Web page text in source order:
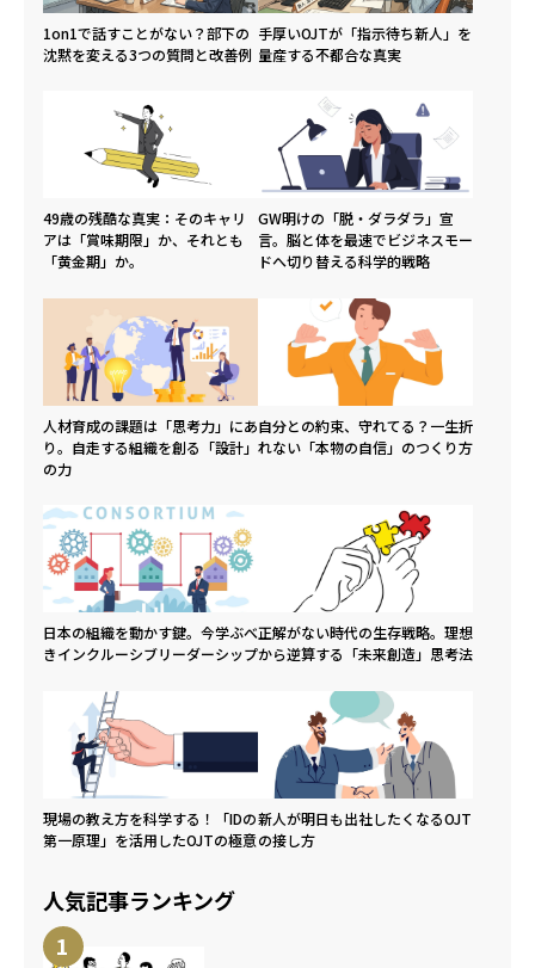
1on1で話すことがない？部下の
沈黙を変える3つの質問と改善例
手厚いOJTが「指示待ち新人」を
量産する不都合な真実
49歳の残酷な真実：そのキャリ
アは「賞味期限」か、それとも
「黄金期」か。
GW明けの「脱・ダラダラ」宣
言。脳と体を最速でビジネスモー
ドへ切り替える科学的戦略
人材育成の課題は「思考力」にあ
り。自走する組織を創る「設計」
の力
自分との約束、守れてる？一生折
れない「本物の自信」のつくり方
日本の組織を動かす鍵。今学ぶべ
きインクルーシブリーダーシップ
正解がない時代の生存戦略。理想
から逆算する「未来創造」思考法
現場の教え方を科学する！「IDの
第一原理」を活用したOJTの極意
新人が明日も出社したくなるOJT
の接し方
人気記事ランキング
1